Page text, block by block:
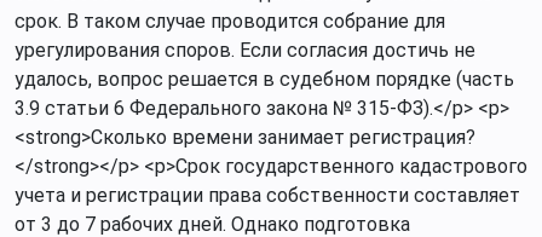
срок. В таком случае проводится собрание для
урегулирования споров. Если согласия достичь не
удалось, вопрос решается в судебном порядке (часть
3.9 статьи 6 Федерального закона № 315-ФЗ).</p> <p>
<strong>Сколько времени занимает регистрация?
</strong></p> <p>Срок государственного кадастрового
учета и регистрации права собственности составляет
от 3 до 7 рабочих дней. Однако подготовка